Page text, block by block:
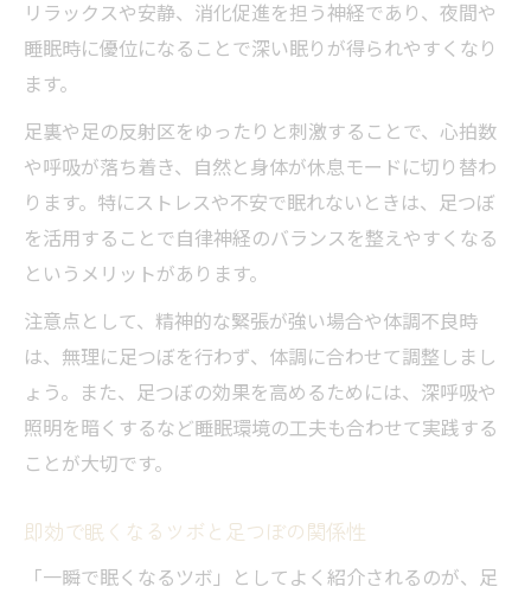
リラックスや安静、消化促進を担う神経であり、夜間や
睡眠時に優位になることで深い眠りが得られやすくなり
ます。
足裏や足の反射区をゆったりと刺激することで、心拍数
や呼吸が落ち着き、自然と身体が休息モードに切り替わ
ります。特にストレスや不安で眠れないときは、足つぼ
を活用することで自律神経のバランスを整えやすくなる
というメリットがあります。
注意点として、精神的な緊張が強い場合や体調不良時
は、無理に足つぼを行わず、体調に合わせて調整しまし
ょう。また、足つぼの効果を高めるためには、深呼吸や
照明を暗くするなど睡眠環境の工夫も合わせて実践する
ことが大切です。
即効で眠くなるツボと足つぼの関係性
「一瞬で眠くなるツボ」としてよく紹介されるのが、足